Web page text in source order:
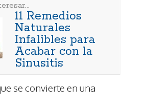
11 Remedios
Naturales
Infalibles para
Acabar con la
Sinusitis
se convierte en una